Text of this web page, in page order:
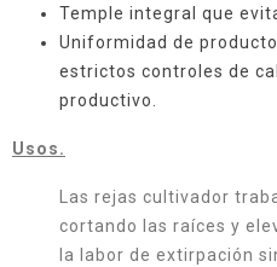
Temple integral que
Uniformidad de
estrictos controles de
productivo.
Usos.
Las rejas cultivador
cortando las raíces y
la labor de extirpación